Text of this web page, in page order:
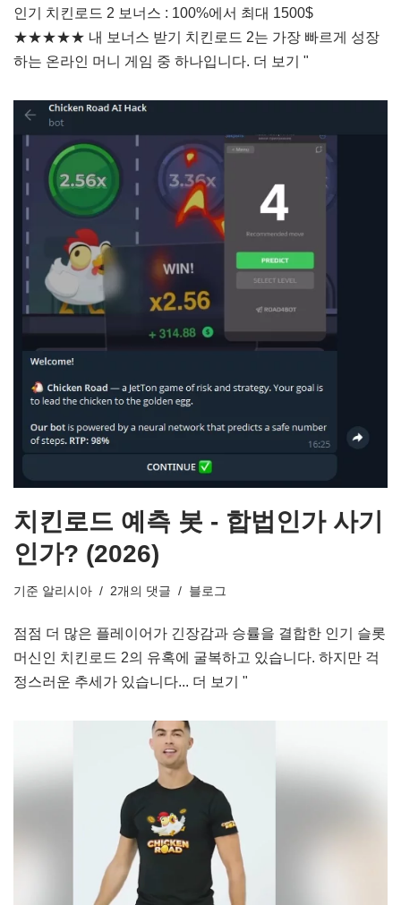
인기 치킨로드 2 보너스 : 100%에서 최대 1500$
★★★★★ 내 보너스 받기 치킨로드 2는 가장 빠르게 성장
하는 온라인 머니 게임 중 하나입니다. 더 보기 "
치킨로드 예측 봇 - 합법인가 사기
인가? (2026)
기준 알리시아 2개의 댓글 블로그
점점 더 많은 플레이어가 긴장감과 승률을 결합한 인기 슬롯
머신인 치킨로드 2의 유혹에 굴복하고 있습니다. 하지만 걱
정스러운 추세가 있습니다... 더 보기 "